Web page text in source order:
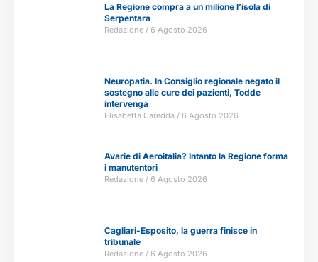
La Regione compra a un milione l’isola di
Serpentara
Redazione 6 Agosto 2026
Neuropatia. In Consiglio regionale negato il
sostegno alle cure dei pazienti, Todde
intervenga
Elisabetta Caredda 6 Agosto 2026
Avarie di Aeroitalia? Intanto la Regione forma
i manutentori
Redazione 6 Agosto 2026
Cagliari-Esposito, la guerra finisce in
tribunale
Redazione 6 Agosto 2026